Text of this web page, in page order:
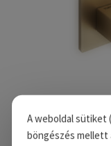
A weboldal sütiket
böngészés mellett